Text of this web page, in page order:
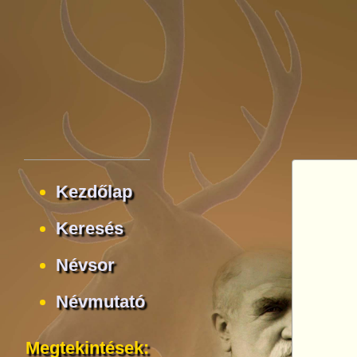
Kezdőlap
Keresés
Névsor
Névmutató
Megtekintések: